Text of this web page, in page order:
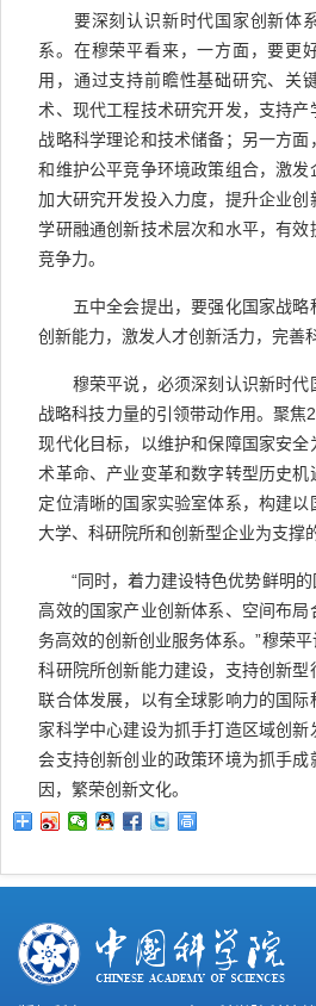
要深刻认识新时代国家创新体系
系。在穆荣平看来，一方面，要更
用，通过支持前瞻性基础研究、关
术、现代工程技术研究开发，支持
战略科学理论和技术储备；另一方
和维护公平竞争环境政策组合，激
加大研究开发投入力度，提升企业
学研融通创新技术层次和水平，有
竞争力。
五中全会提出，要强化国家战略
创新能力，激发人才创新活力，完善
穆荣平说，必须深刻认识新时代
战略科技力量的引领带动作用。聚焦
现代化目标，以维护和保障国家安
术革命、产业变革和数字转型历史
定位清晰的国家实验室体系，构建
大学、科研院所和创新型企业为支撑
“同时，着力建设特色优势鲜明的
高效的国家产业创新体系、空间布
务高效的创新创业服务体系。”穆荣
科研院所创新能力建设，支持创新
联合体发展，以有全球影响力的国际
家科学中心建设为抓手打造区域创
会支持创新创业的政策环境为抓手
因，繁荣创新文化。